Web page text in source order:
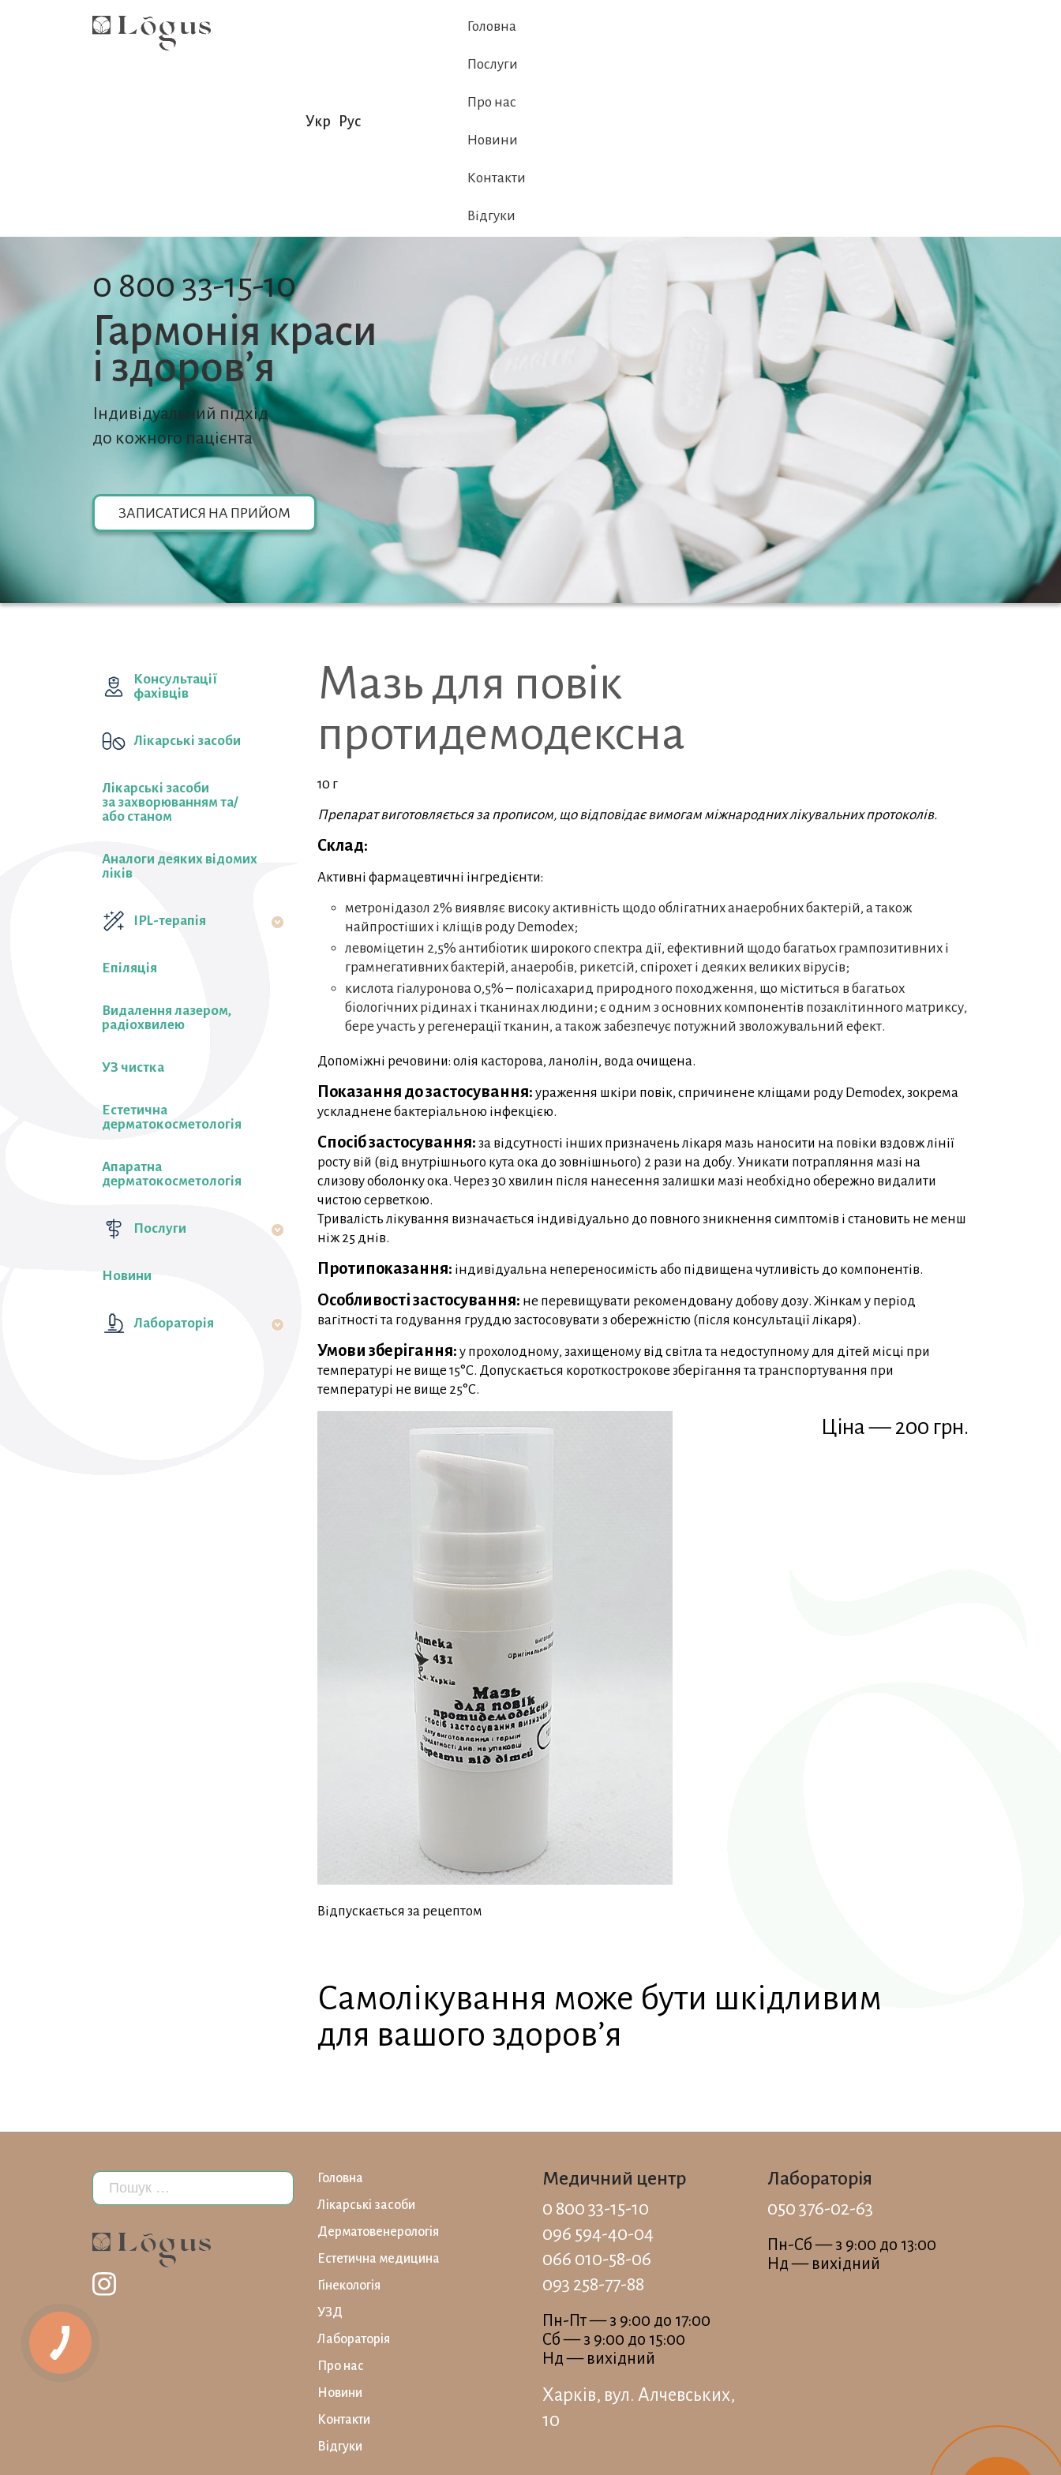
Укр Рус
Головна
Послуги
Про нас
Новини
Контакти
Відгуки
0 800 33-15-10
Гармонія краси
i здоров’я
Індивідуальний підхід
до кожного пацієнта
ЗАПИСАТИСЯ НА ПРИЙОМ
Консультації
фахівців
Лікарські засоби
Лікарські засоби
за захворюванням та/
або станом
Аналоги деяких відомих
ліків
IPL-терапія
Епіляція
Видалення лазером,
радіохвилею
УЗ чистка
Естетична
дерматокосметологія
Апаратна
дерматокосметологія
Послуги
Новини
Лабораторiя
Мазь для повік
протидемодексна
10 г
Препарат виготовляється за прописом, що відповідає вимогам міжнародних лікувальних протоколів.
Склад:
Активні фармацевтичні інгредієнти:
метронідазол 2% виявляє високу активність щодо облігатних анаеробних бактерій, а також
найпростіших і кліщів роду Demodex;
левоміцетин 2,5% антибіотик широкого спектра дії, ефективний щодо багатьох грампозитивних і
грамнегативних бактерій, анаеробів, рикетсій, спірохет і деяких великих вірусів;
кислота гіалуронова 0,5% – полісахарид природного походження, що міститься в багатьох
біологічних рідинах і тканинах людини; є одним з основних компонентів позаклітинного матриксу,
бере участь у регенерації тканин, а також забезпечує потужний зволожувальний ефект.
Допоміжні речовини: олія касторова, ланолін, вода очищена.
Показання до застосування: ураження шкіри повік, спричинене кліщами роду Demodex, зокрема
ускладнене бактеріальною інфекцією.
Спосіб застосування: за відсутності інших призначень лікаря мазь наносити на повіки вздовж лінії
росту вій (від внутрішнього кута ока до зовнішнього) 2 рази на добу. Уникати потрапляння мазі на
слизову оболонку ока. Через 30 хвилин після нанесення залишки мазі необхідно обережно видалити
чистою серветкою.
Тривалість лікування визначається індивідуально до повного зникнення симптомів і становить не менш
ніж 25 днів.
Протипоказання: індивідуальна непереносимість або підвищена чутливість до компонентів.
Особливості застосування: не перевищувати рекомендовану добову дозу. Жінкам у період
вагітності та годування груддю застосовувати з обережністю (після консультації лікаря).
Умови зберігання: у прохолодному, захищеному від світла та недоступному для дітей місці при
температурі не вище 15°C. Допускається короткострокове зберігання та транспортування при
температурі не вище 25°C.
Ціна — 200 грн.
Відпускається за рецептом
Самолікування може бути шкідливим
для вашого здоров’я
Головна
Лікарські засоби
Дерматовенерологія
Естетична медицина
Гінекологія
УЗД
Лабораторiя
Про нас
Новини
Контакти
Відгуки
Медичний центр
0 800 33-15-10
096 594-40-04
066 010-58-06
093 258-77-88
Пн-Пт — з 9:00 до 17:00
Сб — з 9:00 до 15:00
Нд — вихідний
Харків, вул. Алчевських,
10
Лабораторія
050 376-02-63
Пн-Сб — з 9:00 до 13:00
Нд — вихідний